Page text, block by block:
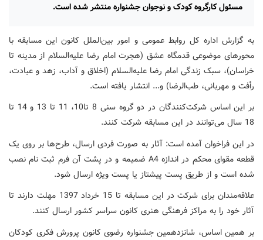
مسئول کارگروه کودک و نوجوان جشنواره منتشر شده است.
به گزارش اداره‌ کل روابط عمومی و امور بین‌الملل کانون این مسابقه با
محورهای موضوعی قدمگاه عشق (هجرت امام رضا علیه‌السلام از مدینه تا
خراسان)، سبک زندگی امام رضا علیه‌السلام (اخلاق و آداب، زهد و عبادت،
رأفت و مهربانی، طب‌الرضا) و... انتشار یافته است.
بر این اساس شرکت‌کنندگان در دو گروه سنی 8 تا10، 11 تا 13 و 14 تا
18 سال می‌توانند در این مسابقه شرکت کنند
.
در این فراخوان آمده است: آثار به صورت فردی ارسال، طرح‌ها بر روی یک
قطعه مقوای محکم در اندازهA4 ضمیمه و در پشت آن فرم ثبت نام نصب
شده است و از طریق پست پیشتاز یا پست ویژه ارسال شود.
علاقه‌مندان برای شرکت در این مسابقه تا 15 خرداد 1397 مهلت دارند تا
آثار خود را به مراکز فرهنگی هنری کانون سراسر کشور ارسال کنند.
بر همین اساس، شانزدهمین جشنواره رضوی کانون پرورش فکری کودکان